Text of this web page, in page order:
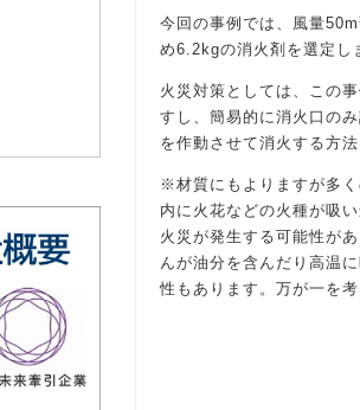
今回の事例では、風量
め6.2kgの消火剤を選定し
火災対策としては、この
すし、簡易的に消火口の
を作動させて消火する方
※材質にもよりますが多
内に火花などの火種が吸
火災が発生する可能性が
んが油分を含んだり高温
性もあります。万が一を